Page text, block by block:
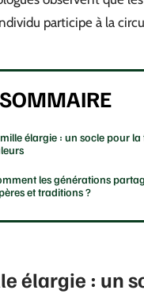
participe à la
SOMMAIRE
élargie : un socle pour
les générations
et traditions ?
élargie : un